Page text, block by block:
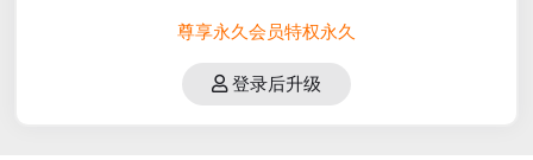
尊享永久会员特权永久
登录后升级